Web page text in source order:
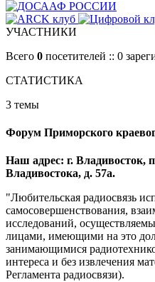
УЧАСТНИКИ
Всего 0 посетителей :: 0
СТАТИСТИКА
3 темы
Форум Приморского
Наш адрес: г. Владивосток,
Владивостока, д. 57а.
"Любительская радиосвязь
самосовершенствования,
исследований,
лицами, имеющими на это
занимающимися
интереса и без извлечения
Регламента радиосвязи).